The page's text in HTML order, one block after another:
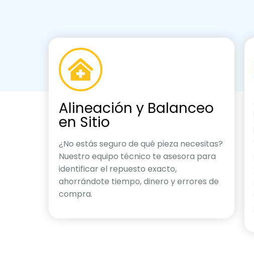
Alineación y Balanceo
en Sitio
¿No estás seguro de qué pieza necesitas?
Nuestro equipo técnico te asesora para
identificar el repuesto exacto,
ahorrándote tiempo, dinero y errores de
compra.